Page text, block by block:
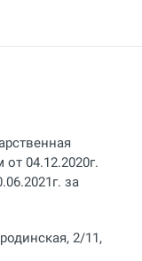
04.12.2020г.
за
2/11,